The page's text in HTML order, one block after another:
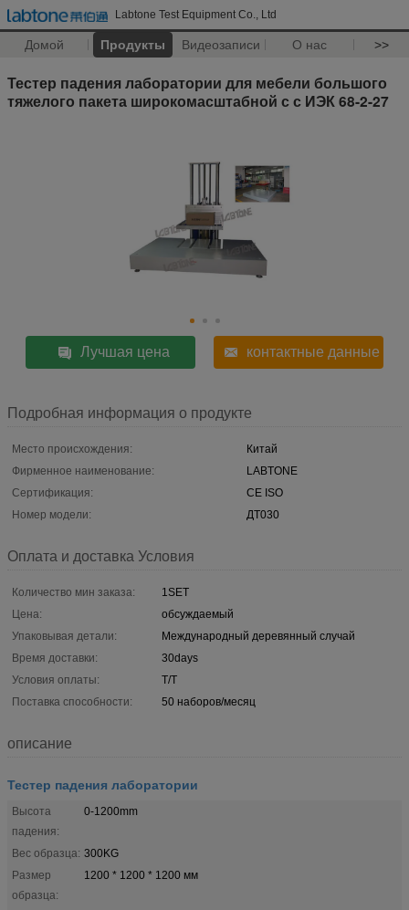
Labtone Test Equipment Co., Ltd
Домой Продукты Видеозаписи О нас >>
Тестер падения лаборатории для мебели большого
тяжелого пакета широкомасштабной с с ИЭК 68-2-27
Лучшая цена контактные данные
Подробная информация о продукте
Место происхождения:
Китай
Фирменное наименование:
LABTONE
Сертификация:
CE ISO
Номер модели:
ДТ030
Оплата и доставка Условия
Количество мин заказа:
1SET
Цена:
обсуждаемый
Упаковывая детали:
Международный деревянный случай
Время доставки:
30days
Условия оплаты:
T/T
Поставка способности:
50 наборов/месяц
описание
Тестер падения лаборатории
Высота
падения:
0-1200mm
Вес образца: 300KG
Размер
образца:
1200 * 1200 * 1200 мм